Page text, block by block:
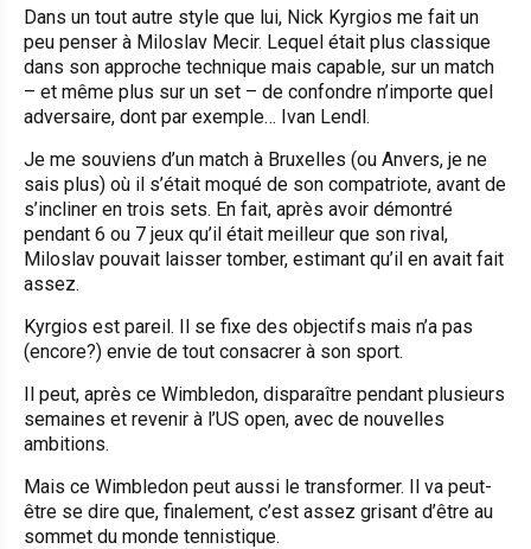
Dans un tout autre style que lui, Nick Kyrgios me fait un
peu penser à Miloslav Mecir. Lequel était plus classique
dans son approche technique mais capable, sur un match
– et même plus sur un set – de confondre n’importe quel
adversaire, dont par exemple… Ivan Lendl.
Je me souviens d’un match à Bruxelles (ou Anvers, je ne
sais plus) où il s’était moqué de son compatriote, avant de
s’incliner en trois sets. En fait, après avoir démontré
pendant 6 ou 7 jeux qu’il était meilleur que son rival,
Miloslav pouvait laisser tomber, estimant qu’il en avait fait
assez.
Kyrgios est pareil. Il se fixe des objectifs mais n’a pas
(encore?) envie de tout consacrer à son sport.
Il peut, après ce Wimbledon, disparaître pendant plusieurs
semaines et revenir à l’US open, avec de nouvelles
ambitions.
Mais ce Wimbledon peut aussi le transformer. Il va peut-
être se dire que, finalement, c’est assez grisant d’être au
sommet du monde tennistique.